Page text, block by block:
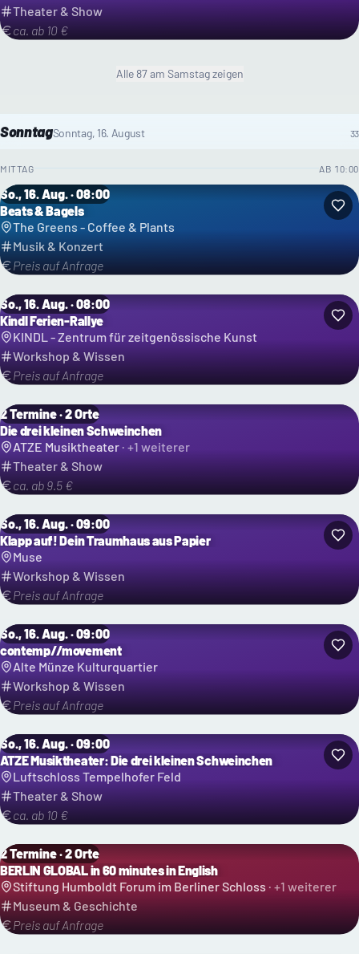
Theater & Show
ca. ab 10 €
Alle 87 am Samstagzeigen
SonntagSonntag, 16. August 33
MITTAG AB 10:00
So., 16. Aug. · 08:00
Beats & Bagels
The Greens - Coffee & Plants
Musik & Konzert
Preis auf Anfrage
So., 16. Aug. · 08:00
Kindl Ferien-Rallye
KINDL - Zentrum für zeitgenössische Kunst
Workshop & Wissen
Preis auf Anfrage
2 Termine · 2 Orte
Die drei kleinen Schweinchen
ATZE Musiktheater · +1 weiterer
Theater & Show
ca. ab 9.5 €
So., 16. Aug. · 09:00
Klapp auf! Dein Traumhaus aus Papier
Muse
Workshop & Wissen
Preis auf Anfrage
So., 16. Aug. · 09:00
contemp//movement
Alte Münze Kulturquartier
Workshop & Wissen
Preis auf Anfrage
So., 16. Aug. · 09:00
ATZE Musiktheater: Die drei kleinen Schweinchen
Luftschloss Tempelhofer Feld
Theater & Show
ca. ab 10 €
2 Termine · 2 Orte
BERLIN GLOBAL in 60 minutes in English
Stiftung Humboldt Forum im Berliner Schloss · +1 weiterer
Museum & Geschichte
Preis auf Anfrage